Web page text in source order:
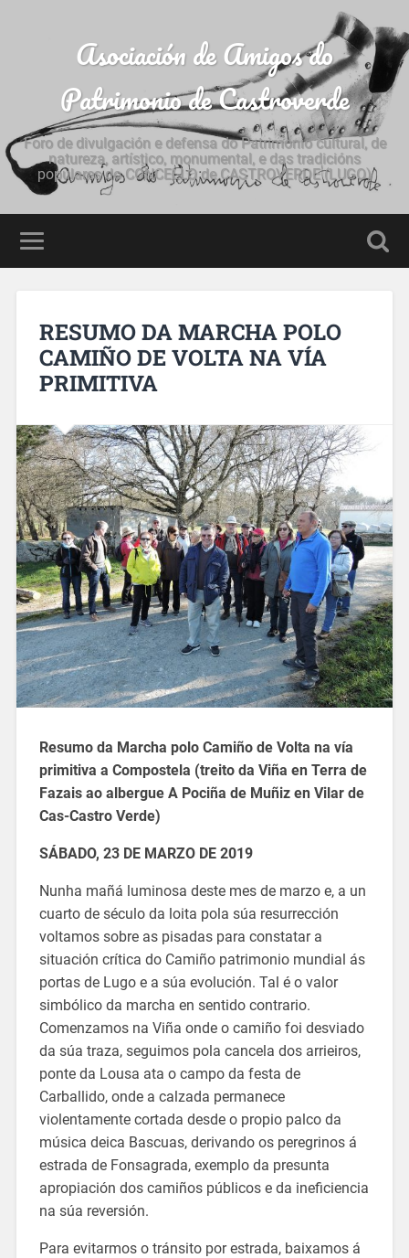
Asociación de Amigos do
Patrimonio de Castroverde
Foro de divulgación e defensa do Patrimonio cultural, de
natureza, artístico, monumental, e das tradicións
populares do CONCELLO de CASTROVERDE (LUGO)
RESUMO DA MARCHA POLO
CAMIÑO DE VOLTA NA VÍA
PRIMITIVA
Resumo da Marcha polo Camiño de Volta na vía
primitiva a Compostela (treito da Viña en Terra de
Fazais ao albergue A Pociña de Muñiz en Vilar de
Cas-Castro Verde)
SÁBADO, 23 DE MARZO DE 2019
Nunha mañá luminosa deste mes de marzo e, a un
cuarto de século da loita pola súa resurrección
voltamos sobre as pisadas para constatar a
situación crítica do Camiño patrimonio mundial ás
portas de Lugo e a súa evolución. Tal é o valor
simbólico da marcha en sentido contrario.
Comenzamos na Viña onde o camiño foi desviado
da súa traza, seguimos pola cancela dos arrieiros,
ponte da Lousa ata o campo da festa de
Carballido, onde a calzada permanece
violentamente cortada desde o propio palco da
música deica Bascuas, derivando os peregrinos á
estrada de Fonsagrada, exemplo da presunta
apropiación dos camiños públicos e da ineficiencia
na súa reversión.
Para evitarmos o tránsito por estrada, baixamos á